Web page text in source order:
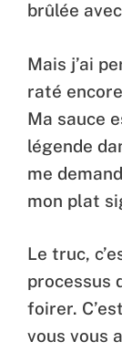
brûlée
Mais j’ai
raté
Ma sauce
légende
me
mon plat
Le truc,
processus
foirer.
vous vous